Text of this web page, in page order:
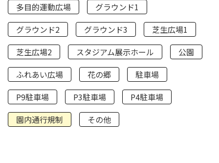
多目的運動広場
グラウンド1
グラウンド2
グラウンド3
芝生広場1
芝生広場2
スタジアム展示ホール
公園
ふれあい広場
花の郷
駐車場
P9駐車場
P3駐車場
P4駐車場
園内通行規制
その他